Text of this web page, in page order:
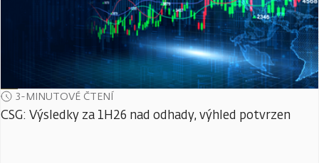
3-MINUTOVÉ ČTENÍ
CSG: Výsledky za 1H26 nad odhady, výhled potvrzen